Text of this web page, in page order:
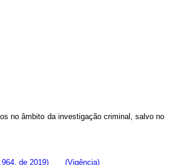
no âmbito da investigação criminal, salvo no
de 2019) (Vigência)